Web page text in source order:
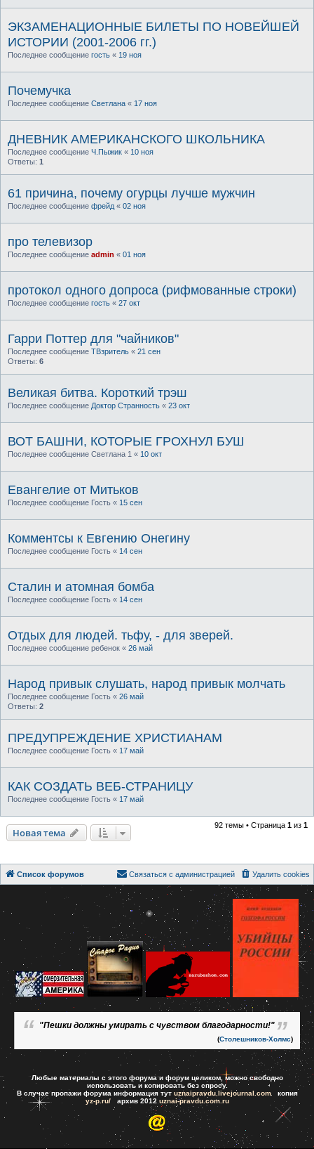
ЭКЗАМЕНАЦИОННЫЕ БИЛЕТЫ ПО НОВЕЙШЕЙ
ИСТОРИИ (2001-2006 гг.)
Последнее сообщение гость « 19 ноя
Почемучка
Последнее сообщение Светлана « 17 ноя
ДНЕВНИК АМЕРИКАНСКОГО ШКОЛЬНИКА
Последнее сообщение Ч.Пыжик « 10 ноя
Ответы: 1
61 причина, почему огурцы лучше мужчин
Последнее сообщение фрейд « 02 ноя
про телевизор
Последнее сообщение admin « 01 ноя
протокол одного допроса (рифмованные строки)
Последнее сообщение гость « 27 окт
Гарри Поттер для "чайников"
Последнее сообщение ТВзритель « 21 сен
Ответы: 6
Великая битва. Короткий трэш
Последнее сообщение Доктор Странность « 23 окт
ВОТ БАШНИ, КОТОРЫЕ ГРОХНУЛ БУШ
Последнее сообщение Светлана 1 « 10 окт
Евангелие от Митьков
Последнее сообщение Гость « 15 сен
Комментсы к Евгению Онегину
Последнее сообщение Гость « 14 сен
Сталин и атомная бомба
Последнее сообщение Гость « 14 сен
Отдых для людей. тьфу, - для зверей.
Последнее сообщение ребенок « 26 май
Народ привык слушать, народ привык молчать
Последнее сообщение Гость « 26 май
Ответы: 2
ПРЕДУПРЕЖДЕНИЕ ХРИСТИАНАМ
Последнее сообщение Гость « 17 май
КАК СОЗДАТЬ ВЕБ-СТРАНИЦУ
Последнее сообщение Гость « 17 май
Новая тема
92 темы • Страница 1 из 1
Список форумов Удалить cookies
Связаться с администрацией
"Пешки должны умирать с чувством благодарности!"
(Столешников-Холмс)
Любые материалы с этого форума и форум целиком, можно свободно
использовать и копировать без спросу.
В случае пропажи форума информация тут uznaipravdu.livejournal.comкопия
yz-p.ru/архив 2012 uznai-pravdu.com.ru